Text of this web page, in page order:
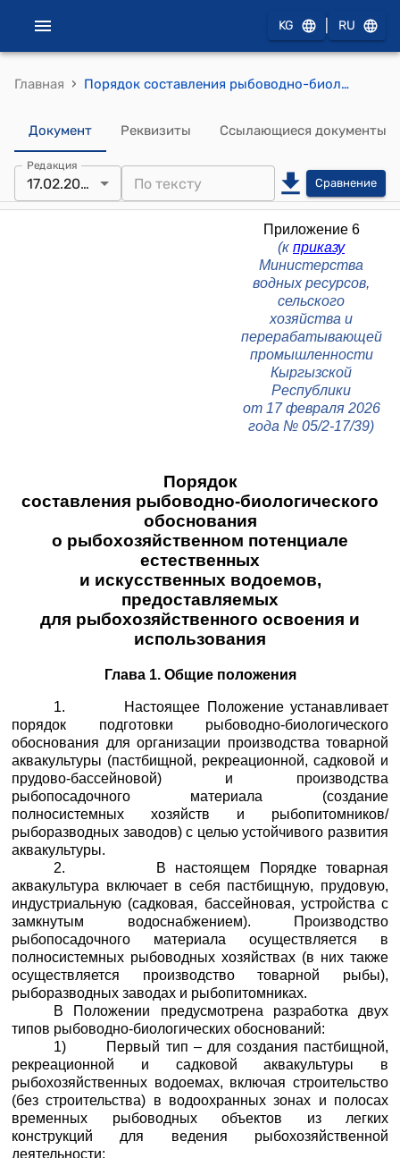
KG RU
Главная › Порядок составления рыбоводно-биологического обоснования о рыбохозяйственном потенциале естественных и искусственных водоемов, предоставляемых для рыбохозяйственного освоения и использования (Приложение 6 к приказу Министерства водных ресурсов, сельского хозяйства и перерабатывающей промышленности Кыргызской Республики от 17 февраля 2026 года № 05/2-17/39)
Документ Реквизиты Ссылающиеся документы
Редакция
17.02.2026 Сравнение